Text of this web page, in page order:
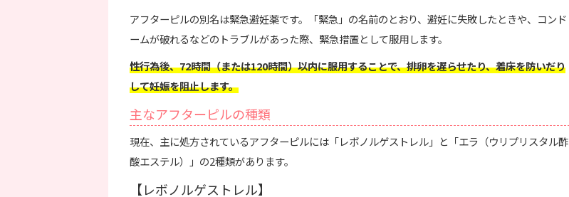
アフターピルの別名は緊急避妊薬です。「緊急」の名前のとおり、避妊に失敗したときや、コンド
ームが破れるなどのトラブルがあった際、緊急措置として服用します。
性行為後、72時間（または120時間）以内に服用することで、排卵を遅らせたり、着床を防いだり
して妊娠を阻止します。
主なアフターピルの種類
現在、主に処方されているアフターピルには「レボノルゲストレル」と「エラ（ウリプリスタル酢
酸エステル）」の2種類があります。
【レボノルゲストレル】